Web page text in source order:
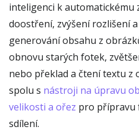
inteligenci k automatickému
doostření, zvýšení rozlišení
generování obsahu z
obnovu starých fotek,
nebo překlad a čtení textu z
spolu s nástroji na úpravu
velikosti a ořez pro přípravu
sdílení.